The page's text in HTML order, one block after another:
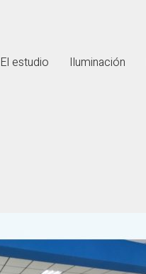
El estudio Iluminación